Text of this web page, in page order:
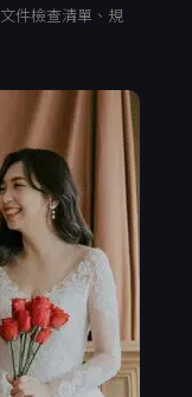
件檢查清單、規